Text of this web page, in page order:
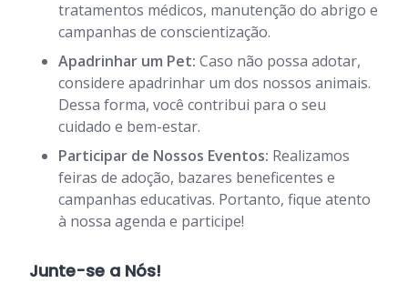
tratamentos médicos, manutenção do abrigo e
campanhas de conscientização.
Apadrinhar um Pet: Caso não possa adotar,
considere apadrinhar um dos nossos animais.
Dessa forma, você contribui para o seu
cuidado e bem-estar.
Participar de Nossos Eventos: Realizamos
feiras de adoção, bazares beneficentes e
campanhas educativas. Portanto, fique atento
à nossa agenda e participe!
Junte-se a Nós!